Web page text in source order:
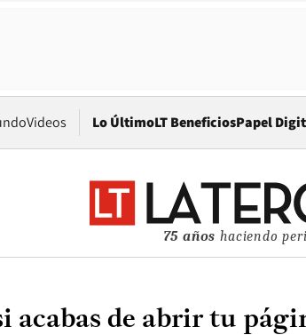
Videos Lo ÚltimoLT BeneficiosPapel
75 años haciendo
acabas de abrir tu